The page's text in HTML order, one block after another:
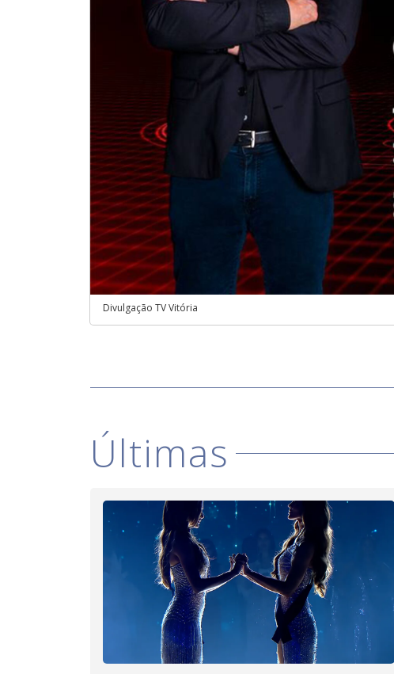
Divulgação TV Vitória
Últimas